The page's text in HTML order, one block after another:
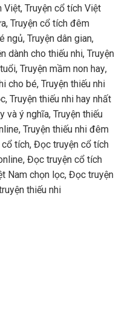
Việt, Truyện cổ tích Việt
, Truyện cổ tích đêm
ngủ, Truyện dân gian,
dành cho thiếu nhi, Truyện
, Truyện mầm non hay,
cho bé, Truyện thiếu nhi
, Truyện thiếu nhi hay nhất
và ý nghĩa, Truyện thiếu
, Truyện thiếu nhi đêm
tích, Đọc truyện cổ tích
, Đọc truyện cổ tích
Nam chọn lọc, Đọc truyện
thiếu nhi